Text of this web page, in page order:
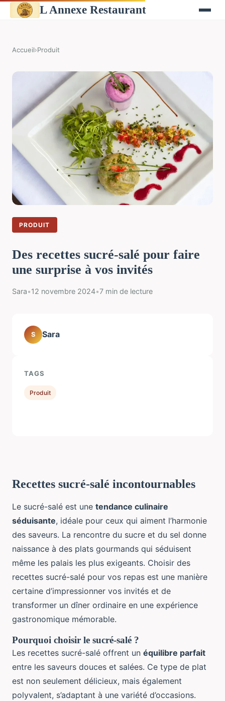
L Annexe Restaurant
Accueil›Produit
PRODUIT
Des recettes sucré-salé pour faire
une surprise à vos invités
Sara•12 novembre 2024•7 min de lecture
Recettes sucré-salé incontournables
Le sucré-salé est une tendance culinaire
séduisante, idéale pour ceux qui aiment l’harmonie
des saveurs. La rencontre du sucre et du sel donne
naissance à des plats gourmands qui séduisent
même les palais les plus exigeants. Choisir des
recettes sucré-salé pour vos repas est une manière
certaine d’impressionner vos invités et de
transformer un dîner ordinaire en une expérience
gastronomique mémorable.
Pourquoi choisir le sucré-salé ?
Les recettes sucré-salé offrent un équilibre parfait
entre les saveurs douces et salées. Ce type de plat
est non seulement délicieux, mais également
polyvalent, s’adaptant à une variété d’occasions.
S Sara
TAGS
Produit